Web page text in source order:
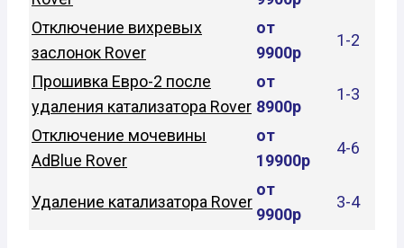
Отключение вихревых
заслонок Rover
от
9900р
1-2
Прошивка Евро-2 после
удаления катализатора Rover
от
8900р
1-3
Отключение мочевины
AdBlue Rover
от
19900р
4-6
Удаление катализатора Rover
от
9900р
3-4